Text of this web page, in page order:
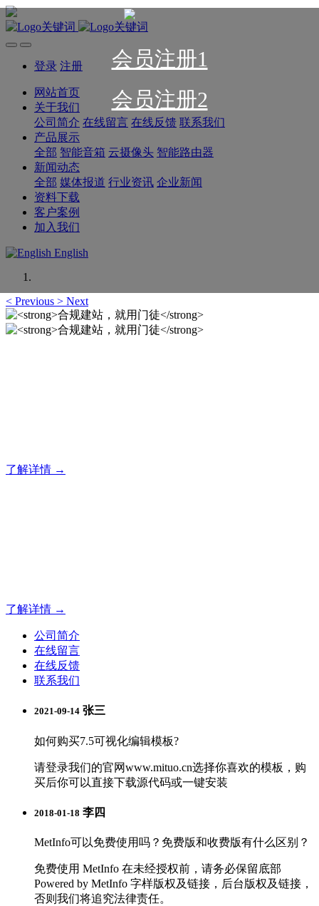
会员注册1
会员注册2
登录 注册
网站首页
关于我们
公司简介 在线留言 在线反馈 联系我们
产品展示
全部 智能音箱 云摄像头 智能路由器
新闻动态
全部 媒体报道 行业资讯 企业新闻
资料下载
客户案例
加入我们
English
< Previous > Next
了解详情 →
了解详情 →
公司简介
在线留言
在线反馈
联系我们
2021-09-14 张三
如何购买7.5可视化编辑模板?
请登录我们的官网www.mituo.cn选择你喜欢的模板，购
买后你可以直接下载源代码或一键安装
2018-01-18 李四
MetInfo可以免费使用吗？免费版和收费版有什么区别？
免费使用 MetInfo 在未经授权前，请务必保留底部
Powered by MetInfo 字样版权及链接，后台版权及链接，
否则我们将追究法律责任。